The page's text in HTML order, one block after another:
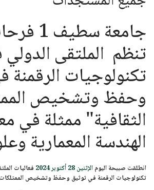
جامعة
تنظم الملتقى
تكنولوجيات الرقمنة
وحفظ وتشخيص
الثقافية" ممثلة في
الهندسة المعمارية
انطلقت صببحة اليومالإثنين 28 أكتوبر 2024 فعاليات
تكنولوجيات الرقمنة في توثيق وحفظ وتشخيص الممتلكات